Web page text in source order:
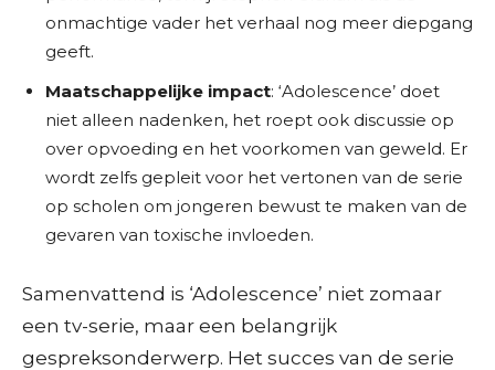
onmachtige vader het verhaal nog meer diepgang
geeft.
Maatschappelijke impact: ‘Adolescence’ doet
niet alleen nadenken, het roept ook discussie op
over opvoeding en het voorkomen van geweld. Er
wordt zelfs gepleit voor het vertonen van de serie
op scholen om jongeren bewust te maken van de
gevaren van toxische invloeden.
Samenvattend is ‘Adolescence’ niet zomaar
een tv-serie, maar een belangrijk
gespreksonderwerp. Het succes van de serie